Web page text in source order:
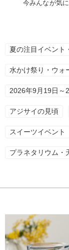
今みんなが気
夏の注目イベント
水かけ祭り・ウォ
2026年9月19日～
アジサイの見頃
スイーツイベント
プラネタリウム・